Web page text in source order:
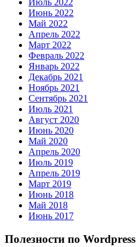
Июль 2022
Июнь 2022
Май 2022
Апрель 2022
Март 2022
Февраль 2022
Январь 2022
Декабрь 2021
Ноябрь 2021
Сентябрь 2021
Июль 2021
Август 2020
Июнь 2020
Май 2020
Апрель 2020
Июль 2019
Апрель 2019
Март 2019
Июнь 2018
Май 2018
Июнь 2017
Полезности по Wordpress